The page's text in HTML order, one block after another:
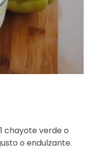
chayote verde o
o endulzante.